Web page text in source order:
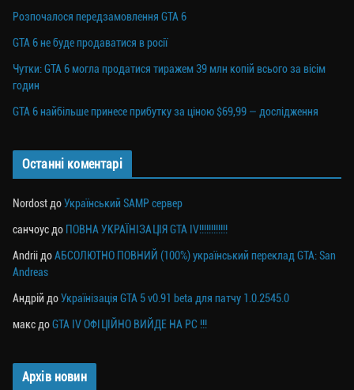
Розпочалося передзамовлення GTA 6
GTA 6 не буде продаватися в росії
Чутки: GTA 6 могла продатися тиражем 39 млн копій всього за вісім
годин
GTA 6 найбільше принесе прибутку за ціною $69,99 — дослідження
Останні коментарі
Nordost доУкраїнський SAMP сервер
санчоус до ПОВНА УКРАЇНІЗАЦІЯ GTA IV!!!!!!!!!!!!
Andrii доАБСОЛЮТНО ПОВНИЙ (100%) український переклад GTA: San
Andreas
Андрій доУкраїнізація GTA 5 v0.91 beta для патчу 1.0.2545.0
макс доGTA IV ОФІЦІЙНО ВИЙДЕ НА PC !!!
Архів новин